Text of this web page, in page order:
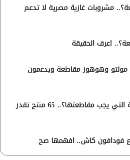
مشروبات غازية مصرية لا تدعم
اعرف الحقيقة
مولتو وهوهوز مقاطعة ويدعمون
ما هي المنتجات الإسرائيلية التي يجب مقاطعتها؟.. 65 منتج تقدر
فودافون كاش.. افهمها صح